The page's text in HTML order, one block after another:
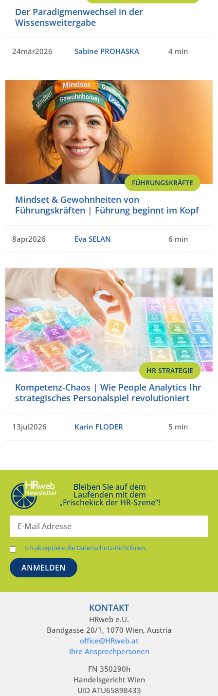
Der Paradigmenwechsel in der
Wissensweitergabe
24mär2026 Sabine PROHASKA 4 min
FÜHRUNGSKRÄFTE
Mindset & Gewohnheiten von
Führungskräften | Führung beginnt im Kopf
8apr2026 Eva SELAN 6 min
HR STRATEGIE
Kompetenz-Chaos | Wie People Analytics Ihr
strategisches Personalspiel revolutioniert
13jul2026 Karin FLODER 5 min
Bleiben Sie auf dem
Laufenden mit dem
„Frischekick der HR-Szene“!
Ich akzeptiere die Datenschutz-Richtlinien.
KONTAKT
HRweb e.U.
Bandgasse 20/1, 1070 Wien, Austria
office@HRweb.at
Ihre Ansprechpersonen
FN 350290h
Handelsgericht Wien
UID ATU65898433